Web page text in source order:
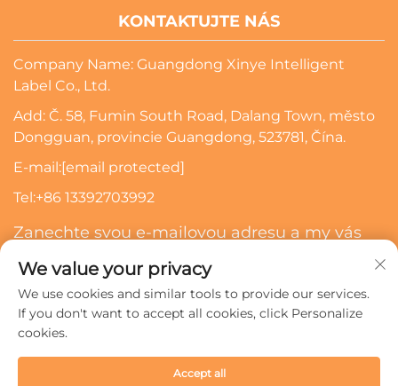
KONTAKTUJTE NÁS
Company Name: Guangdong Xinye Intelligent
Label Co., Ltd.
Add: Č. 58, Fumin South Road, Dalang Town, město
Dongguan, provincie Guangdong, 523781, Čína.
E-mail:[email protected]
Tel:+86 13392703992
Zanechte svou e-mailovou adresu a my vás
Přihlásit Se K Odběru
Intelligent Label Co., Ltd. Zásady ochrany soukromí
We value your privacy
We use cookies and similar tools to provide our services.
If you don't want to accept all cookies, click Personalize
cookies.
Accept all